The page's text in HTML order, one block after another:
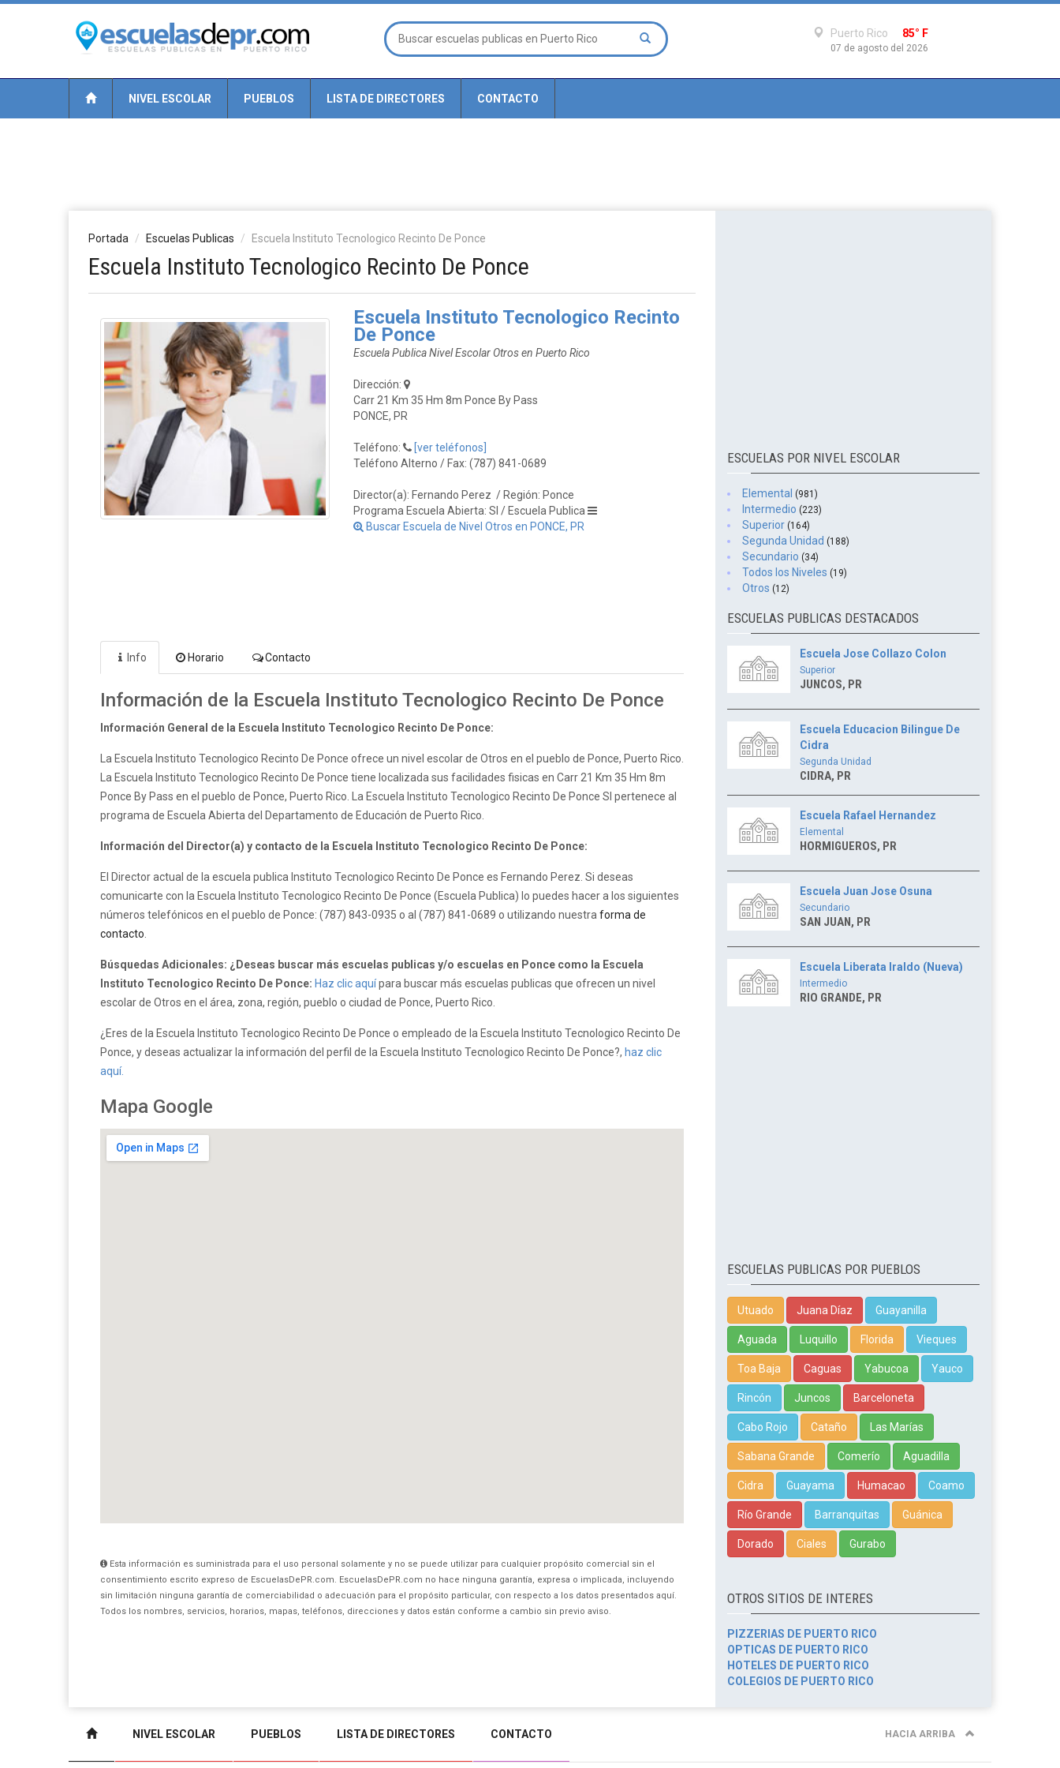
Puerto Rico 85° F
07 de agosto del 2026
NIVEL ESCOLAR PUEBLOS LISTA DE DIRECTORES CONTACTO
Portada Escuelas Publicas Escuela Instituto Tecnologico Recinto De Ponce
Escuela Instituto Tecnologico Recinto De Ponce
Escuela Instituto Tecnologico Recinto
De Ponce
Escuela Publica Nivel Escolar Otros en Puerto Rico
Dirección:
Carr 21 Km 35 Hm 8m Ponce By Pass
PONCE, PR
Teléfono:
[ver teléfonos]
Teléfono Alterno / Fax: (787) 841-0689
Director(a): Fernando Perez / Región: Ponce
Programa Escuela Abierta: SI / Escuela Publica
Buscar Escuela de Nivel Otros en PONCE, PR
Info Horario Contacto
Información de la Escuela Instituto Tecnologico Recinto De Ponce
Información General de la Escuela Instituto Tecnologico Recinto De Ponce:
La Escuela Instituto Tecnologico Recinto De Ponce ofrece un nivel escolar de Otros en el pueblo de Ponce, Puerto Rico.
La Escuela Instituto Tecnologico Recinto De Ponce tiene localizada sus facilidades fisicas en Carr 21 Km 35 Hm 8m
Ponce By Pass en el pueblo de Ponce, Puerto Rico. La Escuela Instituto Tecnologico Recinto De Ponce SI pertenece al
programa de Escuela Abierta del Departamento de Educación de Puerto Rico.
Información del Director(a) y contacto de la Escuela Instituto Tecnologico Recinto De Ponce:
El Director actual de la escuela publica Instituto Tecnologico Recinto De Ponce es Fernando Perez. Si deseas
comunicarte con la Escuela Instituto Tecnologico Recinto De Ponce (Escuela Publica) lo puedes hacer a los siguientes
números telefónicos en el pueblo de Ponce: (787) 843-0935 o al (787) 841-0689 o utilizando nuestra forma de
contacto
Búsquedas Adicionales: ¿Deseas buscar más escuelas publicas y/o escuelas en Ponce como la Escuela
Instituto Tecnologico Recinto De Ponce: Haz clic aquípara buscar más escuelas publicas que ofrecen un nivel
escolar de Otros en el área, zona, región, pueblo o ciudad de Ponce, Puerto Rico.
¿Eres de la Escuela Instituto Tecnologico Recinto De Ponce o empleado de la Escuela Instituto Tecnologico Recinto De
Ponce, y deseas actualizar la información del perfil de la Escuela Instituto Tecnologico Recinto De Ponce?, haz clic
aquí.
Mapa Google
Esta información es suministrada para el uso personal solamente y no se puede utilizar para cualquier propósito comercial sin el
consentimiento escrito expreso de EscuelasDePR.com. EscuelasDePR.com no hace ninguna garantía, expresa o implicada, incluyendo
sin limitación ninguna garantía de comerciabilidad o adecuación para el propósito particular, con respecto a los datos presentados aquí.
Todos los nombres, servicios, horarios, mapas, teléfonos, direcciones y datos están conforme a cambio sin previo aviso.
ESCUELAS POR NIVEL ESCOLAR
Elemental (981)
Intermedio (223)
Superior (164)
Segunda Unidad (188)
Secundario (34)
Todos los Niveles (19)
Otros (12)
ESCUELAS PUBLICAS DESTACADOS
Escuela Jose Collazo Colon
Superior
JUNCOS, PR
Escuela Educacion Bilingue De
Cidra
Segunda Unidad
CIDRA, PR
Escuela Rafael Hernandez
Elemental
HORMIGUEROS, PR
Escuela Juan Jose Osuna
Secundario
SAN JUAN, PR
Escuela Liberata Iraldo (Nueva)
Intermedio
RIO GRANDE, PR
ESCUELAS PUBLICAS POR PUEBLOS
Utuado Juana Díaz Guayanilla
Aguada Luquillo Florida Vieques
Toa Baja Caguas Yabucoa Yauco
Rincón Juncos Barceloneta
Cabo Rojo Cataño Las Marías
Sabana Grande Comerío Aguadilla
Cidra Guayama Humacao Coamo
Río Grande Barranquitas Guánica
Dorado Ciales Gurabo
OTROS SITIOS DE INTERES
PIZZERIAS DE PUERTO RICO
OPTICAS DE PUERTO RICO
HOTELES DE PUERTO RICO
COLEGIOS DE PUERTO RICO
NIVEL ESCOLAR PUEBLOS LISTA DE DIRECTORES CONTACTO HACIA ARRIBA